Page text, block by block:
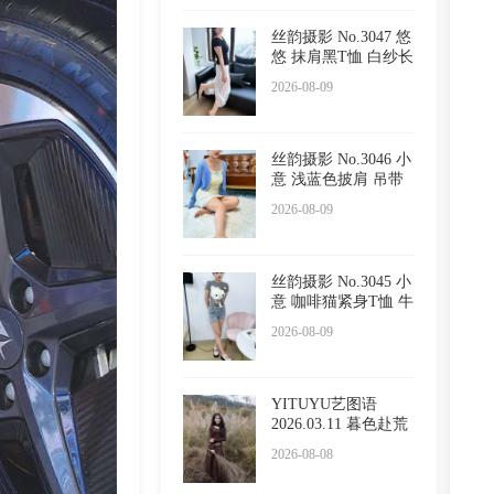
丝韵摄影 No.3047 悠
悠 抹肩黑T恤 白纱长
2026-08-09
丝韵摄影 No.3046 小
意 浅蓝色披肩 吊带
2026-08-09
丝韵摄影 No.3045 小
意 咖啡猫紧身T恤 牛
2026-08-09
YITUYU艺图语
2026.03.11 暮色赴荒
2026-08-08